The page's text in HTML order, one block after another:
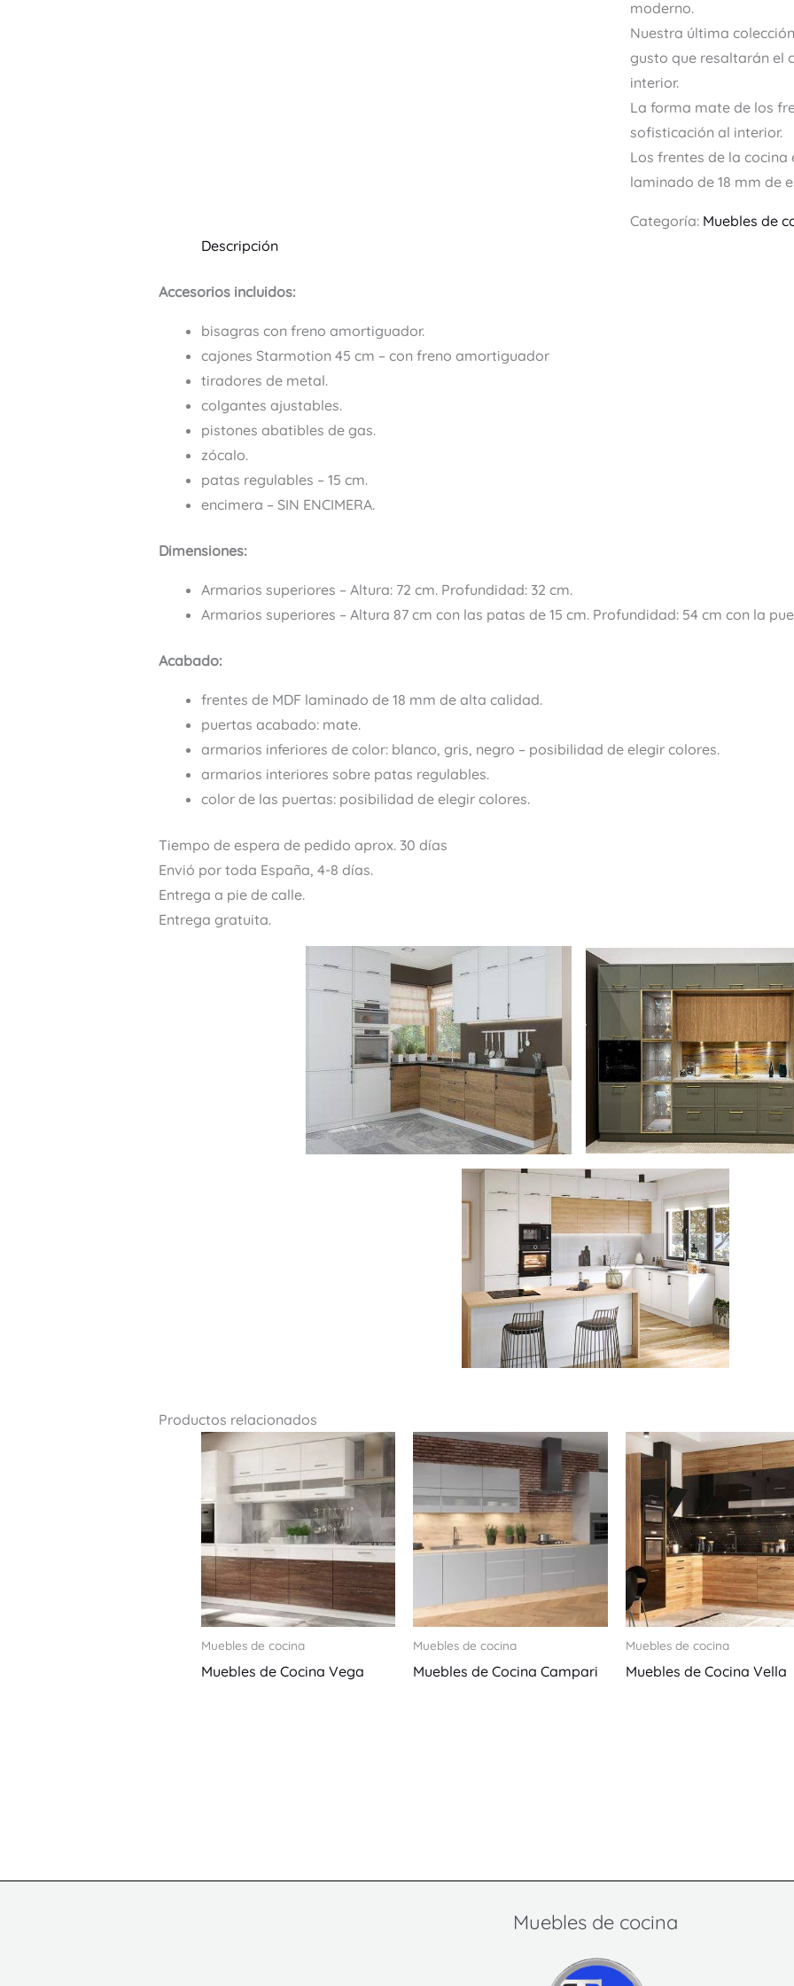
moderno.
Nuestra última
gusto que resaltarán el
interior.
La forma mate de los
sofisticación al interior.
Los frentes de la
laminado de 18 mm de
Categoría: Muebles de
Descripción
Accesorios incluidos:
bisagras con freno amortiguador.
cajones Starmotion 45 cm – con freno amortiguador
tiradores de metal.
colgantes ajustables.
pistones abatibles de gas.
zócalo.
patas regulables – 15 cm.
encimera – SIN ENCIMERA.
Dimensiones:
Armarios superiores – Altura: 72 cm. Profundidad: 32 cm.
Armarios superiores – Altura 87 cm con las patas de 15 cm. Profundidad: 54 cm con la
Acabado:
frentes de MDF laminado de 18 mm de alta calidad.
puertas acabado: mate.
armarios inferiores de color: blanco, gris, negro – posibilidad de elegir colores.
armarios interiores sobre patas regulables.
color de las puertas: posibilidad de elegir colores.
Tiempo de espera de pedido aprox. 30 días
Envió por toda España, 4-8 días.
Entrega a pie de calle.
Entrega gratuita.
Productos relacionados
Muebles de cocina
Muebles de Cocina Vega
Muebles de cocina
Muebles de Cocina Campari
Muebles de cocina
Muebles de Cocina Vella
Muebles de cocina